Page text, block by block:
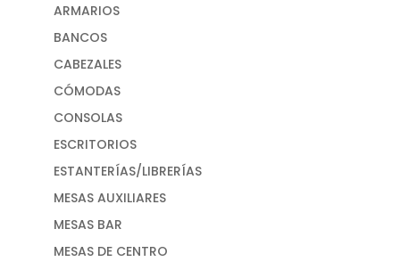
ARMARIOS
BANCOS
CABEZALES
CÓMODAS
CONSOLAS
ESCRITORIOS
ESTANTERÍAS/LIBRERÍAS
MESAS AUXILIARES
MESAS BAR
MESAS DE CENTRO